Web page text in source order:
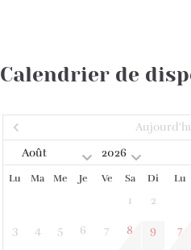
Calendrier de
Lu Ma Me Je Ve Sa Di
1 2
3 4 5 6 7 8 9
Lu
7